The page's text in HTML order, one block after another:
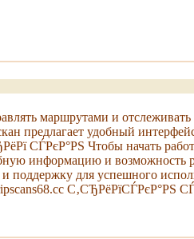
маршрутами и
предлагает удобный
СЃРєР°РЅ Чтобы начать
информацию и
для успешного
С‚СЂРёРїСЃРєР°РЅ